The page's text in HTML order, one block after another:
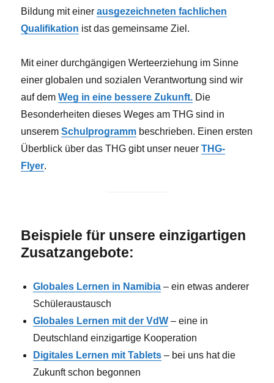
Bildung mit einerausgezeichneten fachlichen
Qualifikation ist das gemeinsame Ziel.
Mit einer durchgängigen Werteerziehung im Sinne
einer globalen und sozialen Verantwortung sind wir
auf demWeg in eine bessere Zukunft. Die
Besonderheiten dieses Weges am THG sind in
unseremSchulprogramm beschrieben. Einen ersten
Überblick über das THG gibt unser neuerTHG-
Flyer.
Beispiele für unsere einzigartigen
Zusatzangebote:
Globales Lernen in Namibia – ein etwas anderer
Schüleraustausch
Globales Lernen mit der VdW – eine in
Deutschland einzigartige Kooperation
Digitales Lernen mit Tablets – bei uns hat die
Zukunft schon begonnen